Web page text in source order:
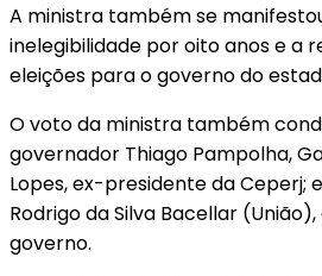
A ministra também se
inelegibilidade por oito anos e a
eleições para o governo do
O voto da ministra também
governador Thiago Pampolha,
Lopes, ex-presidente da Ceperj;
Rodrigo da Silva Bacellar
governo.